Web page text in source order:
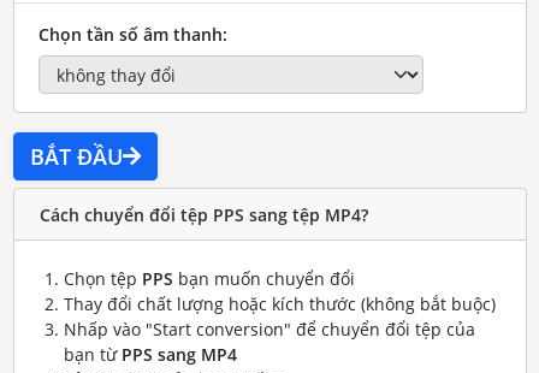
Chọn tần số âm thanh:
BẮT ĐẦU
Cách chuyển đổi tệp PPS sang tệp MP4?
Chọn tệp PPS bạn muốn chuyển đổi
Thay đổi chất lượng hoặc kích thước (không bắt buộc)
Nhấp vào "Start conversion" để chuyển đổi tệp của
bạn từ PPS sang MP4